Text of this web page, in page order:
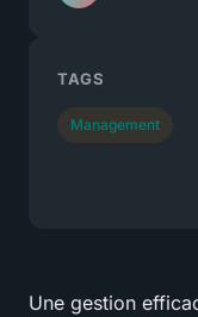
Une gestion
TAGS
Management